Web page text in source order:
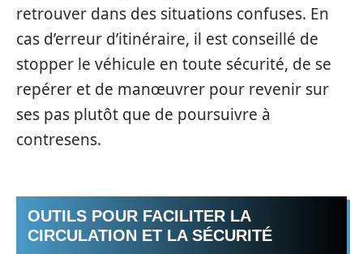
retrouver dans des situations confuses. En
cas d’erreur d’itinéraire, il est conseillé de
stopper le véhicule en toute sécurité, de se
repérer et de manœuvrer pour revenir sur
ses pas plutôt que de poursuivre à
contresens.
OUTILS POUR FACILITER LA
CIRCULATION ET LA SÉCURITÉ